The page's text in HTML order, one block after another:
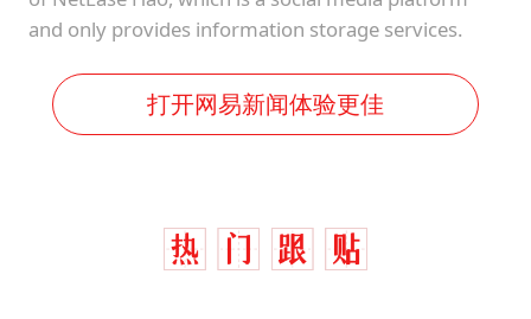
and only provides information storage services.
打开网易新闻体验更佳